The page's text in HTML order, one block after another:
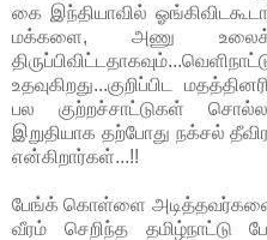
கை இந்தியாவில்
மக்களை, அணு
உதவுகிறது...குறிப்பிட
பல குற்றச்சாட்டுகள்
இறுதியாக தற்போது நக்சல்
என்கிறார்கள்...!!
பேங்க் கொள்ளை
வீரம் செறிந்த தமிழ்நாட்டு